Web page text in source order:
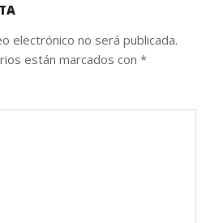
electrónico no será publicada.
están marcados con *